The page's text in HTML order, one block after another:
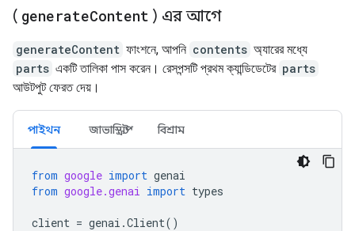
( generateContent ) এর আগে
generateContent ফাংশনে, আপনি contents অ্যারের মধ্যে
parts একটি তালিকা পাস করেন। রেসপন্সটি প্রথম ক্যান্ডিডেটের parts
আউটপুট ফেরত দেয়।
পাইথন জাভাস্ক্রিপ্ট বিশ্রাম
from google import genai
from google.genai import types
client = genai .Client()